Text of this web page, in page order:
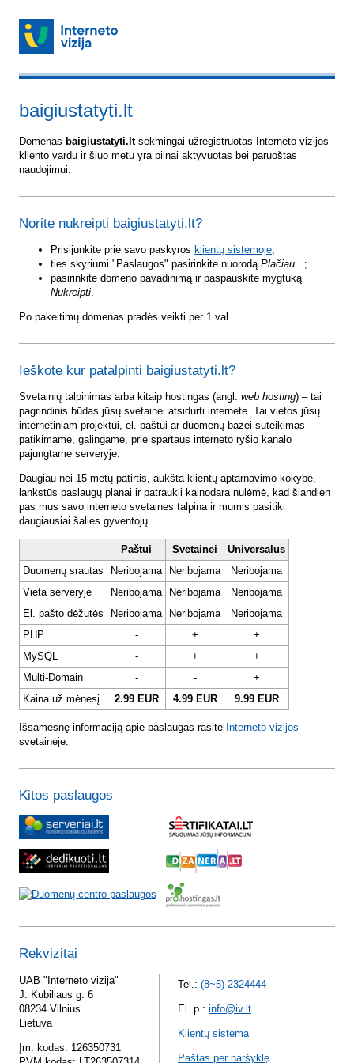
baigiustatyti.lt
Domenas baigiustatyti.ltsėkmingai užregistruotas Interneto vizijos
kliento vardu ir šiuo metu yra pilnai aktyvuotas bei paruoštas
naudojimui.
Norite nukreipti baigiustatyti.lt?
Prisijunkite prie savo paskyros klientų sistemoje;
ties skyriumi "Paslaugos" pasirinkite nuorodą Plačiau... ;
pasirinkite domeno pavadinimą ir paspauskite mygtuką
Nukreipti.
Po pakeitimų domenas pradės veikti per 1 val.
Ieškote kur patalpinti baigiustatyti.lt?
Svetainių talpinimas arba kitaip hostingas (angl. web hosting) – tai
pagrindinis būdas jūsų svetainei atsidurti internete. Tai vietos jūsų
internetiniam projektui, el. paštui ar duomenų bazei suteikimas
patikimame, galingame, prie spartaus interneto ryšio kanalo
pajungtame serveryje.
Daugiau nei 15 metų patirtis, aukšta klientų aptarnavimo kokybė,
lankstūs paslaugų planai ir patraukli kainodara nulėmė, kad šiandien
pas mus savo interneto svetaines talpina ir mumis pasitiki
daugiausiai šalies gyventojų.
Paštui Svetainei
Universalus
Duomenų srautas
Neribojama Neribojama
Neribojama
Vieta serveryje
Neribojama Neribojama
Neribojama
El. pašto dėžutės
Neribojama Neribojama
Neribojama
PHP
- +
+
MySQL
- +
+
Multi-Domain
- -
+
Kaina už mėnesį
2.99 EUR 4.99 EUR 9.99 EUR
Išsamesnę informaciją apie paslaugas rasite Interneto vizijos
svetainėje.
Kitos paslaugos
Rekvizitai
UAB "Interneto vizija"
J. Kubiliaus g. 6
08234 Vilnius
Lietuva
Įm. kodas: 126350731
Tel.: (8~5) 2324444
El. p.: info@iv.lt
Klientų sistema
Paštas per naršyklę